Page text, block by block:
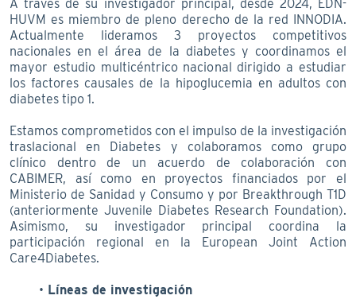
A través de su investigador principal, desde 2024, EDN-
HUVM es miembro de pleno derecho de la red INNODIA.
Actualmente lideramos 3 proyectos competitivos
nacionales en el área de la diabetes y coordinamos el
mayor estudio multicéntrico nacional dirigido a estudiar
los factores causales de la hipoglucemia en adultos con
diabetes tipo 1.
Estamos comprometidos con el impulso de la investigación
traslacional en Diabetes y colaboramos como grupo
clínico dentro de un acuerdo de colaboración con
CABIMER, así como en proyectos financiados por el
Ministerio de Sanidad y Consumo y por Breakthrough T1D
(anteriormente Juvenile Diabetes Research Foundation).
Asimismo, su investigador principal coordina la
participación regional en la European Joint Action
Care4Diabetes.
Líneas de investigación